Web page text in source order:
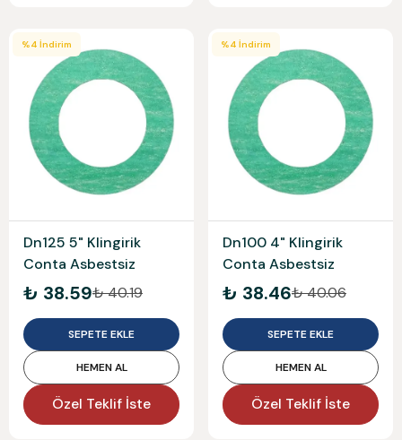
%4 İndirim
Dn125 5" Klingirik
Conta Asbestsiz
₺ 38.59₺ 40.19
SEPETE EKLE
HEMEN AL
Özel Teklif İste
%4 İndirim
Dn100 4" Klingirik
Conta Asbestsiz
₺ 38.46₺ 40.06
SEPETE EKLE
HEMEN AL
Özel Teklif İste